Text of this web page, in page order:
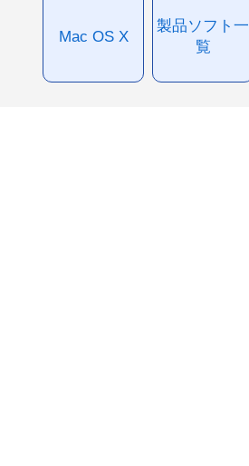
Mac OS X
製品ソフト一
覧